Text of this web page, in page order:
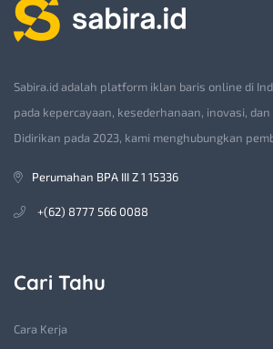
Sabira.id adalah platform iklan baris online di
pada kepercayaan, kesederhanaan, inovasi,
Didirikan pada 2023, kami menghubungkan
Perumahan BPA III Z 1 15336
+(62) 8777 566 0088
Cari Tahu
Cara Kerja